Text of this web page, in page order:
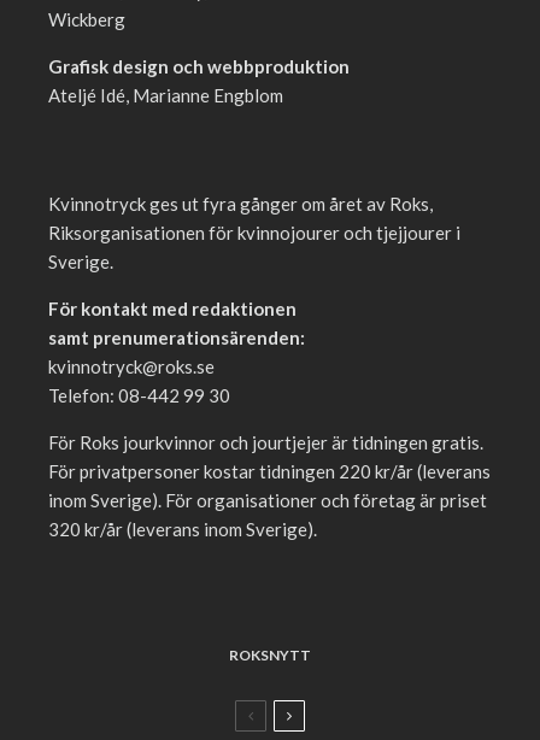
Wickberg
Grafisk design och webbproduktion
Ateljé Idé, Marianne Engblom
Kvinnotryck ges ut fyra gånger om året av Roks,
Riksorganisationen för kvinnojourer och tjejjourer i
Sverige.
För kontakt med redaktionen
samt prenumerationsärenden:
kvinnotryck@roks.se
Telefon: 08-442 99 30
För Roks jourkvinnor och jourtjejer är tidningen gratis.
För privatpersoner kostar tidningen 220 kr/år (leverans
inom Sverige). För organisationer och företag är priset
320 kr/år (leverans inom Sverige).
ROKSNYTT